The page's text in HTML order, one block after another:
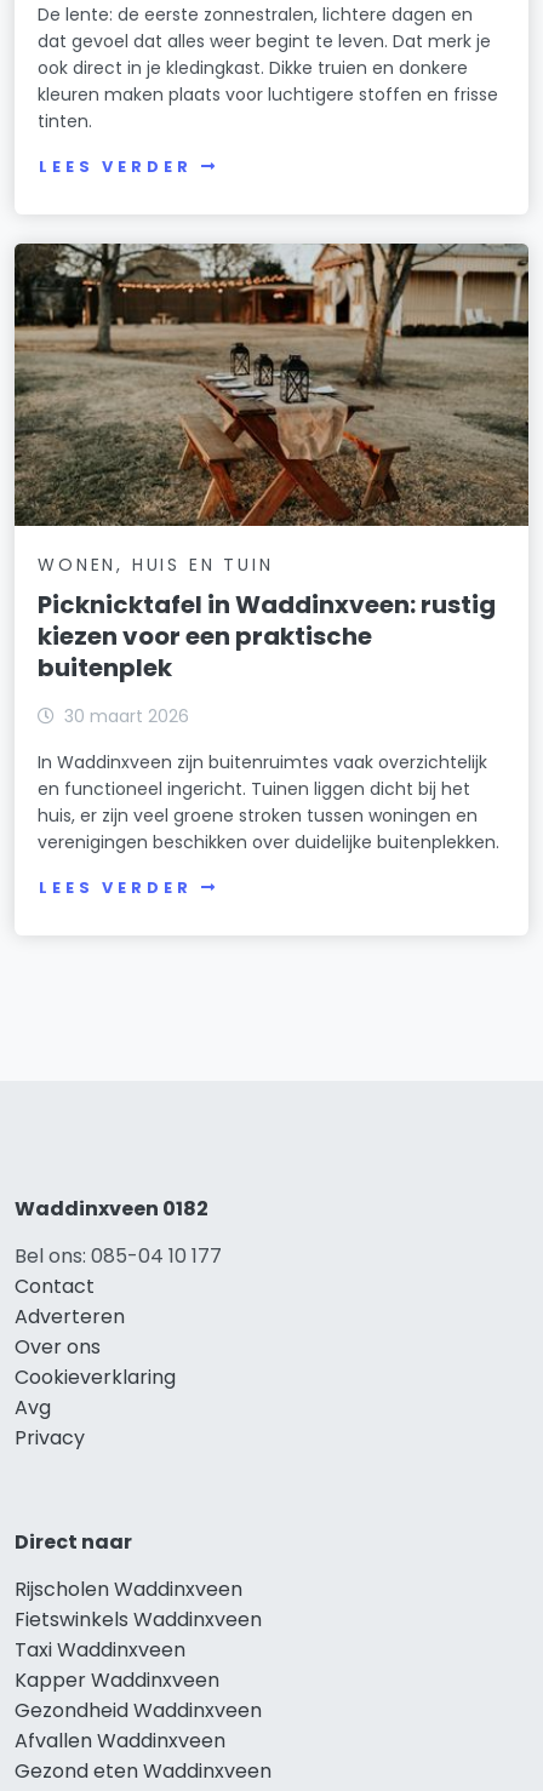
De lente: de eerste zonnestralen, lichtere dagen en
dat gevoel dat alles weer begint te leven. Dat merk je
ook direct in je kledingkast. Dikke truien en donkere
kleuren maken plaats voor luchtigere stoffen en frisse
tinten.
LEES VERDER
WONEN, HUIS EN TUIN
Picknicktafel in Waddinxveen: rustig
kiezen voor een praktische
buitenplek
30 maart 2026
In Waddinxveen zijn buitenruimtes vaak overzichtelijk
en functioneel ingericht. Tuinen liggen dicht bij het
huis, er zijn veel groene stroken tussen woningen en
verenigingen beschikken over duidelijke buitenplekken.
LEES VERDER
Waddinxveen 0182
Bel ons: 085-04 10 177
Contact
Adverteren
Over ons
Cookieverklaring
Avg
Privacy
Direct naar
Rijscholen Waddinxveen
Fietswinkels Waddinxveen
Taxi Waddinxveen
Kapper Waddinxveen
Gezondheid Waddinxveen
Afvallen Waddinxveen
Gezond eten Waddinxveen